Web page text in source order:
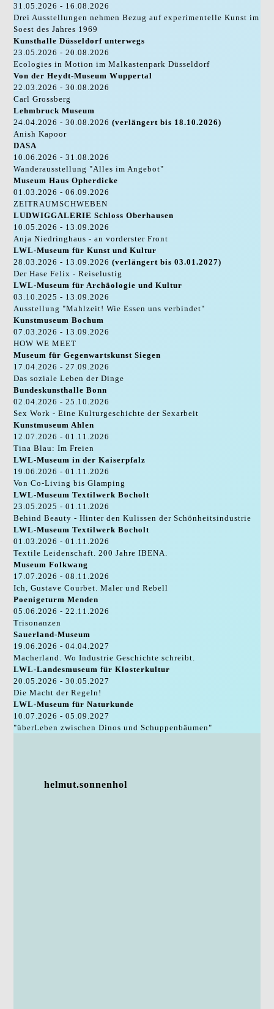
31.05.2026 - 16.08.2026
Drei Ausstellungen nehmen Bezug auf experimentelle Kunst im
Soest des Jahres 1969
Kunsthalle Düsseldorf unterwegs
23.05.2026 - 20.08.2026
Ecologies in Motion im Malkastenpark Düsseldorf
Von der Heydt-Museum Wuppertal
22.03.2026 - 30.08.2026
Carl Grossberg
Lehmbruck Museum
24.04.2026 - 30.08.2026(verlängert bis 18.10.2026)
Anish Kapoor
DASA
10.06.2026 - 31.08.2026
Wanderausstellung "Alles im Angebot"
Museum Haus Opherdicke
01.03.2026 - 06.09.2026
ZEITRAUMSCHWEBEN
LUDWIGGALERIE Schloss Oberhausen
10.05.2026 - 13.09.2026
Anja Niedringhaus - an vorderster Front
LWL-Museum für Kunst und Kultur
28.03.2026 - 13.09.2026(verlängert bis 03.01.2027)
Der Hase Felix - Reiselustig
LWL-Museum für Archäologie und Kultur
03.10.2025 - 13.09.2026
Ausstellung "Mahlzeit! Wie Essen uns verbindet"
Kunstmuseum Bochum
07.03.2026 - 13.09.2026
HOW WE MEET
Museum für Gegenwartskunst Siegen
17.04.2026 - 27.09.2026
Das soziale Leben der Dinge
Bundeskunsthalle Bonn
02.04.2026 - 25.10.2026
Sex Work - Eine Kulturgeschichte der Sexarbeit
Kunstmuseum Ahlen
12.07.2026 - 01.11.2026
Tina Blau: Im Freien
LWL-Museum in der Kaiserpfalz
19.06.2026 - 01.11.2026
Von Co-Living bis Glamping
LWL-Museum Textilwerk Bocholt
23.05.2025 - 01.11.2026
Behind Beauty - Hinter den Kulissen der Schönheitsindustrie
LWL-Museum Textilwerk Bocholt
01.03.2026 - 01.11.2026
Textile Leidenschaft. 200 Jahre IBENA.
Museum Folkwang
17.07.2026 - 08.11.2026
Ich, Gustave Courbet. Maler und Rebell
Poenigeturm Menden
05.06.2026 - 22.11.2026
Trisonanzen
Sauerland-Museum
19.06.2026 - 04.04.2027
Macherland. Wo Industrie Geschichte schreibt.
LWL-Landesmuseum für Klosterkultur
20.05.2026 - 30.05.2027
Die Macht der Regeln!
LWL-Museum für Naturkunde
10.07.2026 - 05.09.2027
"überLeben zwischen Dinos und Schuppenbäumen"
helmut.sonnenhol